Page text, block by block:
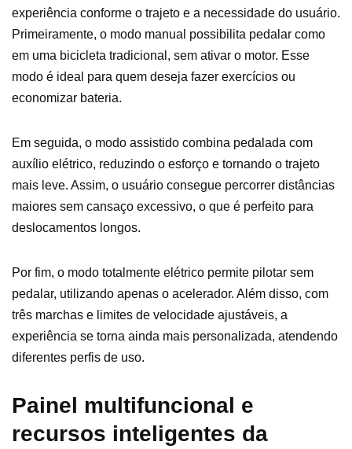
experiência conforme o trajeto e a necessidade do usuário.
Primeiramente, o modo manual possibilita pedalar como
em uma bicicleta tradicional, sem ativar o motor. Esse
modo é ideal para quem deseja fazer exercícios ou
economizar bateria.
Em seguida, o modo assistido combina pedalada com
auxílio elétrico, reduzindo o esforço e tornando o trajeto
mais leve. Assim, o usuário consegue percorrer distâncias
maiores sem cansaço excessivo, o que é perfeito para
deslocamentos longos.
Por fim, o modo totalmente elétrico permite pilotar sem
pedalar, utilizando apenas o acelerador. Além disso, com
três marchas e limites de velocidade ajustáveis, a
experiência se torna ainda mais personalizada, atendendo
diferentes perfis de uso.
Painel multifuncional e
recursos inteligentes da